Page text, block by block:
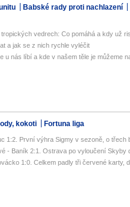
Babské rady proti nachlazení
vedrech: Co pomáhá a kdy už
a jak se z nich rychle vyléčit
u nás líbí a kde v našem těle je můžeme
kokoti Fortuna liga
1:2. První výhra Sigmy v sezoně, o třech
- Baník 2:1. Ostrava po vyloučení Skyby
1:0. Celkem padly tři červené karty,